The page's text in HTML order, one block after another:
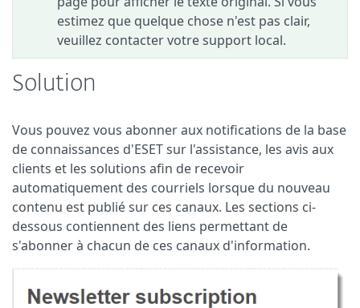
estimez que quelque chose n'est pas clair,
veuillez contacter votre support local.
Solution
Vous pouvez vous abonner aux notifications de la base
de connaissances d'ESET sur l'assistance, les avis aux
clients et les solutions afin de recevoir
automatiquement des courriels lorsque du nouveau
contenu est publié sur ces canaux. Les sections ci-
dessous contiennent des liens permettant de
s'abonner à chacun de ces canaux d'information.